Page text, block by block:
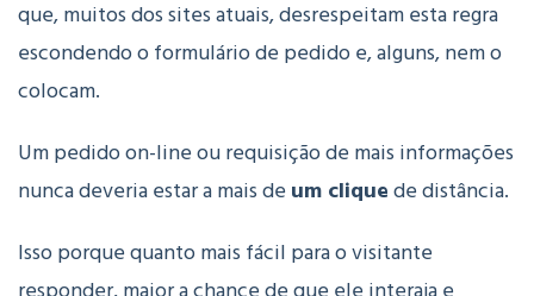
que, muitos dos sites atuais, desrespeitam esta regra
escondendo o formulário de pedido e, alguns, nem o
colocam.
Um pedido on-line ou requisição de mais informações
nunca deveria estar a mais de um cliquede distância.
Isso porque quanto mais fácil para o visitante